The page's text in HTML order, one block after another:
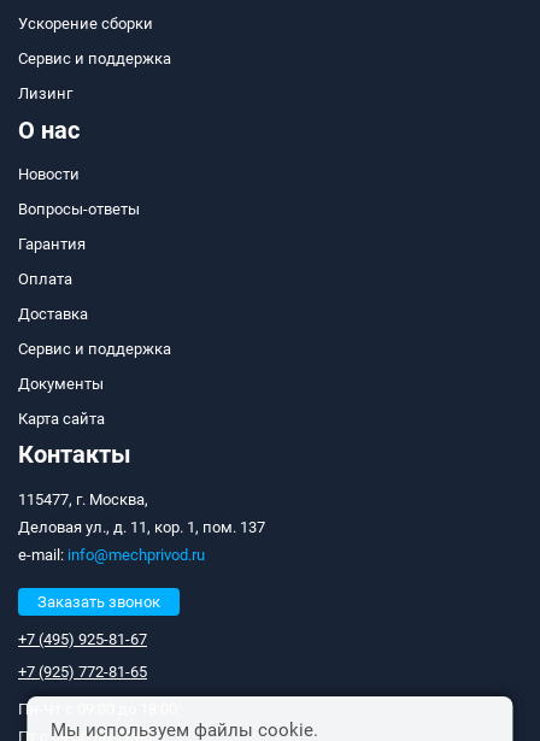
Ускорение сборки
Сервис и поддержка
Лизинг
О нас
Новости
Вопросы-ответы
Гарантия
Оплата
Доставка
Сервис и поддержка
Документы
Карта сайта
Контакты
115477, г. Москва,
Деловая ул., д. 11, кор. 1, пом. 137
e-mail: info@mechprivod.ru
Заказать звонок
+7 (495) 925-81-67
+7 (925) 772-81-65
Пн-Чт с 09:00 до 18:00;
Пт с 09:00 до 17:00;
Мы используем файлы cookie.